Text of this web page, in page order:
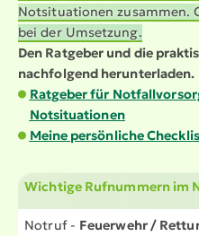
Notsi­tua­tionen zusammen.
bei der Umsetzung.
Den Ratgeber und die
nachfolgend herun­ter­laden.
Ratgeber für
Notsi­tua­tionen
Meine persönliche
Wichtige Rufnummern im
Notruf - Feuerwehr /